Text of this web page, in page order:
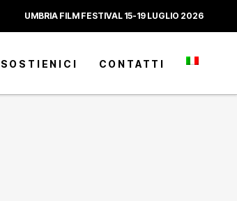
UMBRIA FILM FESTIVAL 15-19 LUGLIO 2026
SOSTIENICI CONTATTI